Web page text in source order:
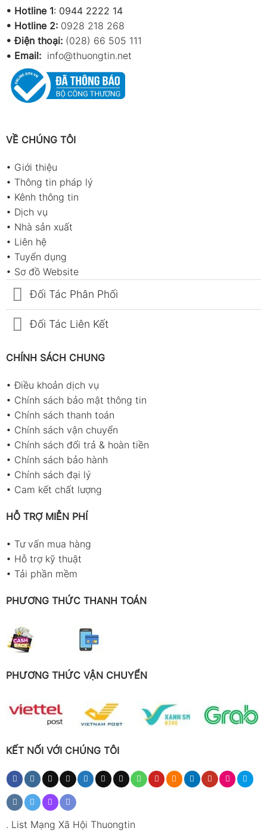
• Hotline 1: 0944 2222 14
• Hotline 2: 0928 218 268
• Điện thoại: (028) 66 505 111
• Email: info@thuongtin.net
VỀ CHÚNG TÔI
• Giới thiệu
• Thông tin pháp lý
• Kênh thông tin
• Dịch vụ
• Nhà sản xuất
• Liên hệ
• Tuyển dụng
• Sơ đồ Website
Đối Tác Phân Phối
Đối Tác Liên Kết
CHÍNH SÁCH CHUNG
•Điều khoản dịch vụ
• Chính sách bảo mật thông tin
• Chính sách thanh toán
• Chính sách vận chuyển
• Chính sách đổi trả & hoàn tiền
• Chính sách bảo hành
• Chính sách đại lý
• Cam kết chất lượng
HỖ TRỢ MIỄN PHÍ
• Tư vấn mua hàng
• Hỗ trợ kỹ thuật
• Tải phần mềm
PHƯƠNG THỨC THANH TOÁN
PHƯƠNG THỨC VẬN CHUYỂN
KẾT NỐI VỚI CHÚNG TÔI
. List Mạng Xã Hội Thuongtin